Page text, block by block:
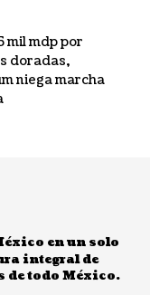
mil mdp por
doradas,
niega marcha
en un solo
integral de
todo México.